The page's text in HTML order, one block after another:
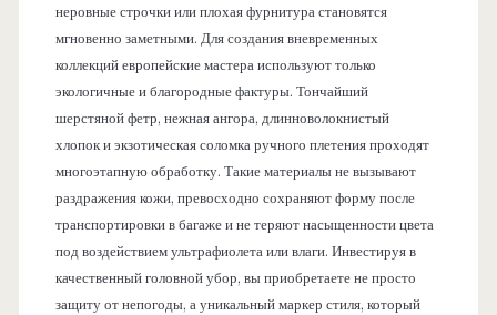
неровные строчки или плохая фурнитура становятся
мгновенно заметными. Для создания вневременных
коллекций европейские мастера используют только
экологичные и благородные фактуры. Тончайший
шерстяной фетр, нежная ангора, длинноволокнистый
хлопок и экзотическая соломка ручного плетения проходят
многоэтапную обработку. Такие материалы не вызывают
раздражения кожи, превосходно сохраняют форму после
транспортировки в багаже и не теряют насыщенности цвета
под воздействием ультрафиолета или влаги. Инвестируя в
качественный головной убор, вы приобретаете не просто
защиту от непогоды, а уникальный маркер стиля, который